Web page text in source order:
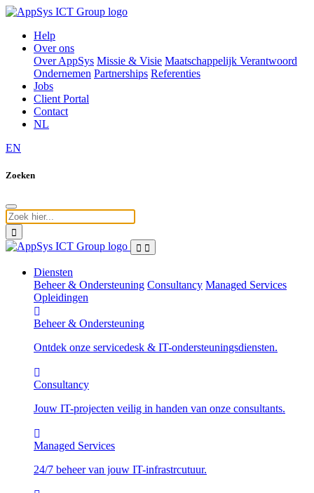
Help
Over ons
Over AppSys Missie & Visie Maatschappelijk Verantwoord
Ondernemen Partnerships Referenties
Jobs
Client Portal
Contact
NL
EN
Zoeken
Diensten
Beheer & Ondersteuning Consultancy Managed Services
Opleidingen
Beheer & Ondersteuning
Ontdek onze servicedesk & IT-ondersteuningsdiensten.
Consultancy
Jouw IT-projecten veilig in handen van onze consultants.
Managed Services
24/7 beheer van jouw IT-infrastrcutuur.